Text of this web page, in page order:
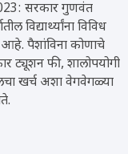
सरकार गुणवंत
विद्यार्थ्यांना विविध
आहे. पैशांविना कोणाचे
ट्यूशन फी, शालोपयोगी
खर्च अशा वेगवेगळ्या